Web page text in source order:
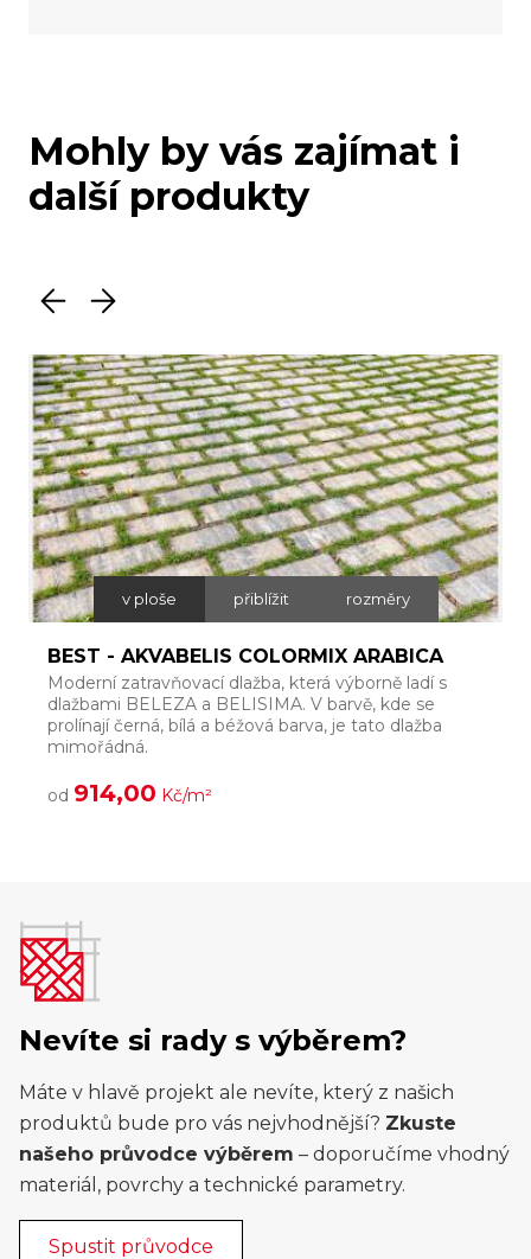
Mohly by vás zajímat i
další produkty
v ploše přiblížit rozměry
BEST - AKVABELIS COLORMIX ARABICA
Moderní zatravňovací dlažba, která výborně ladí s
dlažbami BELEZA a BELISIMA. V barvě, kde se
prolínají černá, bílá a béžová barva, je tato dlažba
mimořádná.
od 914,00 Kč/m²
Nevíte si rady s výběrem?
Máte v hlavě projekt ale nevíte, který z našich
produktů bude pro vás nejvhodnější? Zkuste
našeho průvodce výběrem – doporučíme vhodný
materiál, povrchy a technické parametry.
Spustit průvodce